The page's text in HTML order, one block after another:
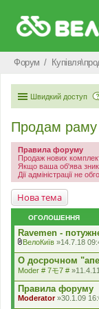
Форум
Швидкий доступ
Продам раму
Правила форуму
Продаж нових
Якщо ваша об'ява
Дії адміністрації не
Нова тема
ОГОЛОШЕННЯ
Ravemen -
к
л
а
д
е
н
н
ВелоКиїв »14.7.18
О досрочном
Moder # 7モ7 #
Правила форуму
Moderator»30.1.09